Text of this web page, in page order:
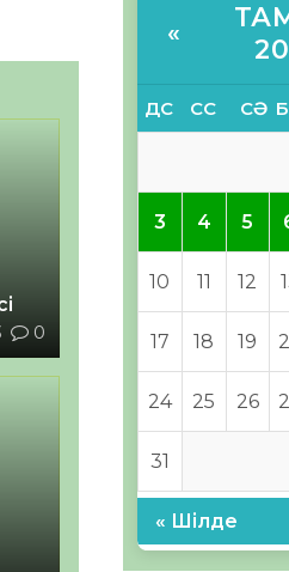
0
«
ДС СС СӘ
3 4 5
10 11 12
17 18 19
24 25 26
31
« Шілде